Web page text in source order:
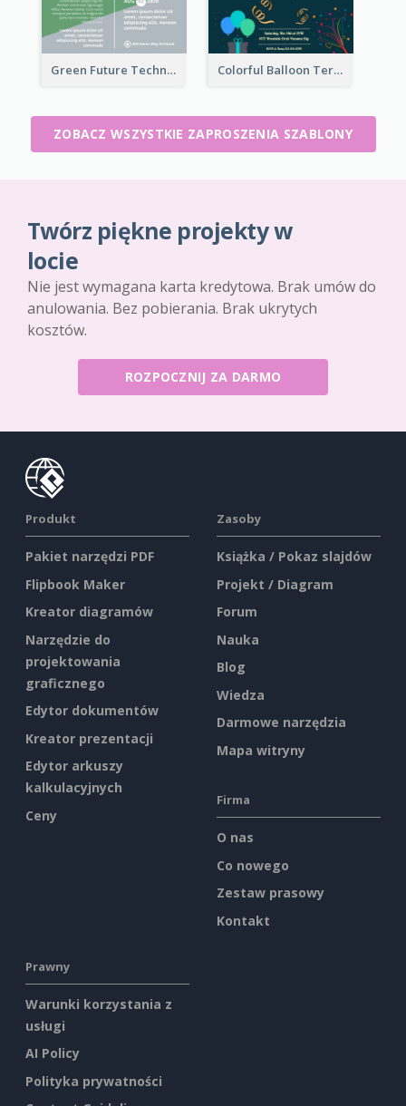
Green Future Technology Innovation Invitation Colorful Balloon Terry's 11th Birthday Invitation
ZOBACZ WSZYSTKIE ZAPROSZENIA SZABLONY
Twórz piękne projekty w
locie
Nie jest wymagana karta kredytowa. Brak umów do
anulowania. Bez pobierania. Brak ukrytych
kosztów.
ROZPOCZNIJ ZA DARMO
Produkt
Pakiet narzędzi PDF
Flipbook Maker
Kreator diagramów
Narzędzie do
projektowania
graficznego
Edytor dokumentów
Kreator prezentacji
Edytor arkuszy
kalkulacyjnych
Ceny
Zasoby
Książka / Pokaz slajdów
Projekt / Diagram
Forum
Nauka
Blog
Wiedza
Darmowe narzędzia
Mapa witryny
Firma
O nas
Co nowego
Zestaw prasowy
Kontakt
Prawny
Warunki korzystania z
usługi
AI Policy
Polityka prywatności